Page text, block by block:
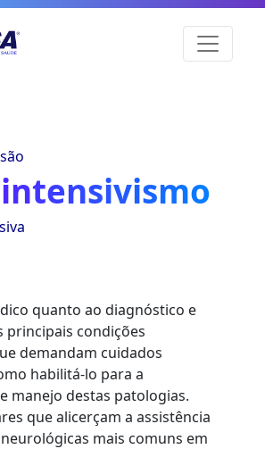
quanto ao diagnóstico e
condições
demandam cuidados
habilitá-lo para a
manejo destas patologias.
que alicerçam a assistência
mais comuns em